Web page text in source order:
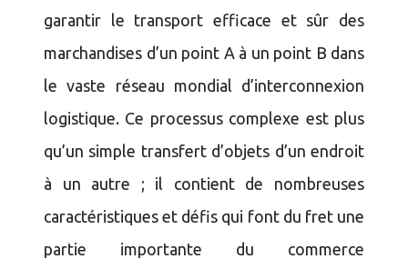
garantir le transport efficace et sûr des
marchandises d’un point A à un point B dans
le vaste réseau mondial d’interconnexion
logistique. Ce processus complexe est plus
qu’un simple transfert d’objets d’un endroit
à un autre ; il contient de nombreuses
caractéristiques et défis qui font du fret une
partie importante du commerce